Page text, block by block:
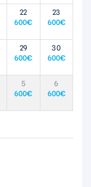
22
600€
23
600€
29
600€
30
600€
5
600€
6
600€